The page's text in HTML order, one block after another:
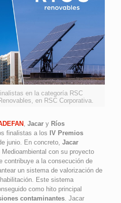
en la categoría RSC
en RSC Corporativa.
, Jacary Ríos
finalistas a los IV Premios
junio. En concreto, Jacar
con su proyecto
contribuye a la consecución de
un sistema de valorización de
Este sistema
como hito principal
contaminantes. Jacar